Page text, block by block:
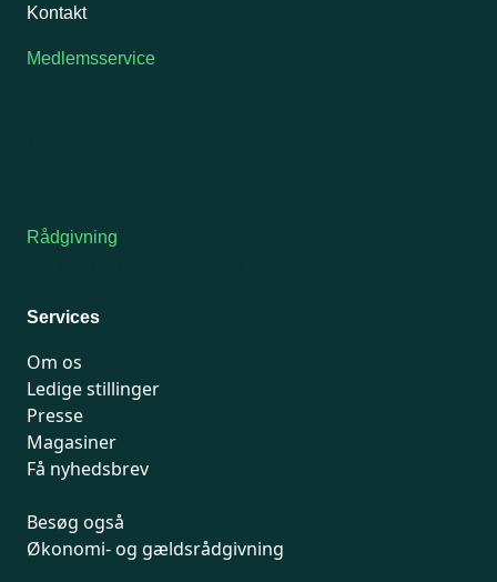
Kontakt
Medlemsservice
Rådgivning
Services
Om os
Ledige stillinger
Presse
Magasiner
Få nyhedsbrev
Besøg også
Økonomi- og gældsrådgivning